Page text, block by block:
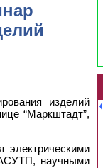
изделий
“Маркштадт”,
электрическими
АСУТП, научными